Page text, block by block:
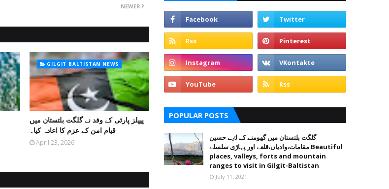
NEWER
GILGIT BALTISTAN NEWS
پیپلز پارٹی کے وفد نے گلگت بلتستان میں
قیام امن کے عزم کا اعادہ کیا۔
April 23, 2026
POPULAR POSTS
گلگت بلتستان میں گھومنے کے لٸے حسین
مقامات،وادیاں،قلعے اور پہاڑی سلسلے Beautiful
places, valleys, forts and mountain
ranges to visit in Gilgit-Baltistan
July 11, 2021